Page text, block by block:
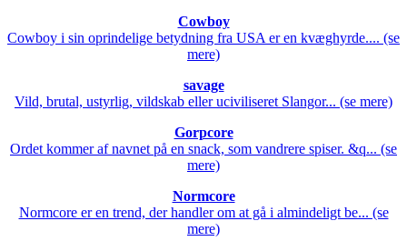
Cowboy
Cowboy i sin oprindelige betydning fra USA er en kvæghyrde.... (se
mere)
savage
Vild, brutal, ustyrlig, vildskab eller uciviliseret Slangor... (se mere)
Gorpcore
Ordet kommer af navnet på en snack, som vandrere spiser. &q... (se
mere)
Normcore
Normcore er en trend, der handler om at gå i almindeligt be... (se
mere)